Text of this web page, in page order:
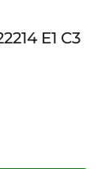
E1 C3